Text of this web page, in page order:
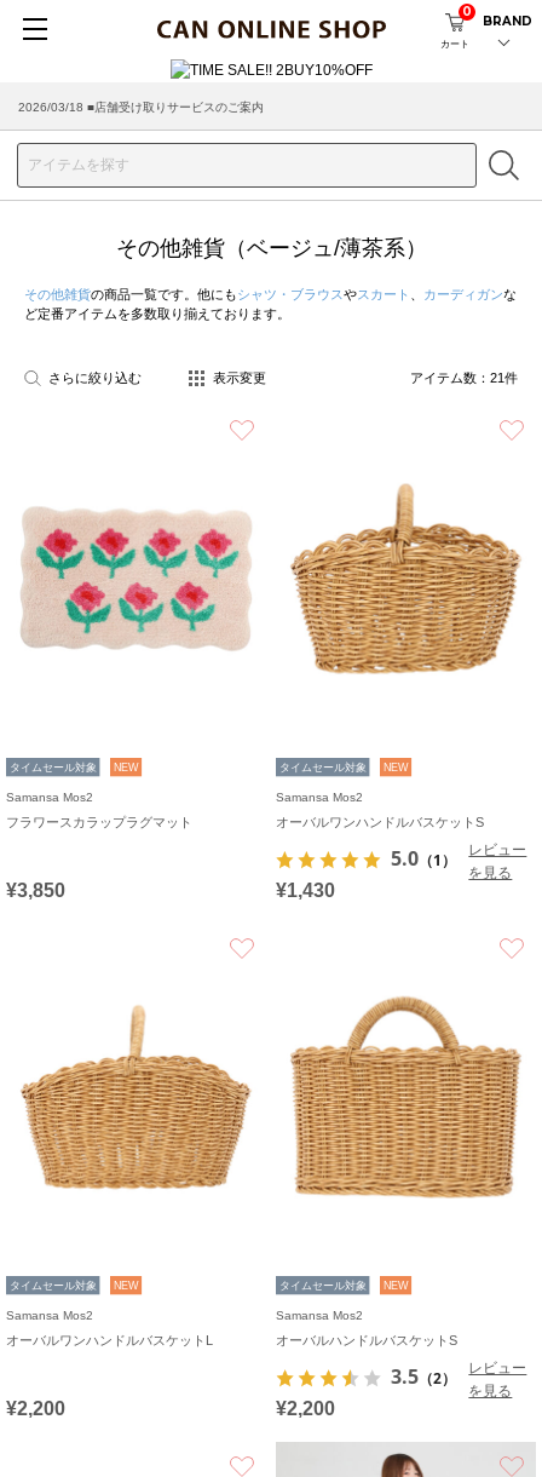
カート
0
BRAND
2026/08/04 ■8/13(木)AM2:00～サイトメンテナンス実施のお知らせ
2026/03/18 ■店舗受け取りサービスのご案内
その他雑貨（ベージュ/薄茶系）
その他雑貨の商品一覧です。他にもシャツ・ブラウスやスカート カーディガンな
ど定番アイテムを多数取り揃えております。
さらに絞り込む 表示変更 アイテム数： 21件
タイムセール対象 NEW
Samansa Mos2
フラワースカラップラグマット
¥3,850
タイムセール対象 NEW
Samansa Mos2
オーバルワンハンドルバスケットS
5.0 （1）
レビュー
を見る
¥1,430
タイムセール対象 NEW
Samansa Mos2
オーバルワンハンドルバスケットL
¥2,200
タイムセール対象 NEW
Samansa Mos2
オーバルハンドルバスケットS
3.5 （2）
レビュー
を見る
¥2,200